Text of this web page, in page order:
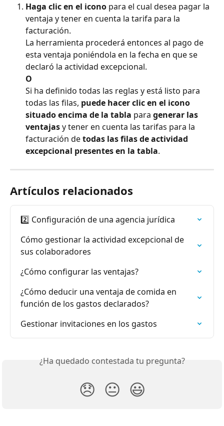
Haga clic en el icono para el cual desea pagar la
ventaja y tener en cuenta la tarifa para la
facturación.
La herramienta procederá entonces al pago de
esta ventaja poniéndola en la fecha en que se
declaró la actividad excepcional.
O
Si ha definido todas las reglas y está listo para
todas las filas, puede hacer clic en el icono
situado encima de la tabla para generar las
ventajas y tener en cuenta las tarifas para la
facturación de todas las filas de actividad
excepcional presentes en la tabla.
Artículos relacionados
2️⃣ Configuración de una agencia jurídica
Cómo gestionar la actividad excepcional de
sus colaboradores
¿Cómo configurar las ventajas?
¿Cómo deducir una ventaja de comida en
función de los gastos declarados?
Gestionar invitaciones en los gastos
¿Ha quedado contestada tu pregunta?
😞 😐 😃